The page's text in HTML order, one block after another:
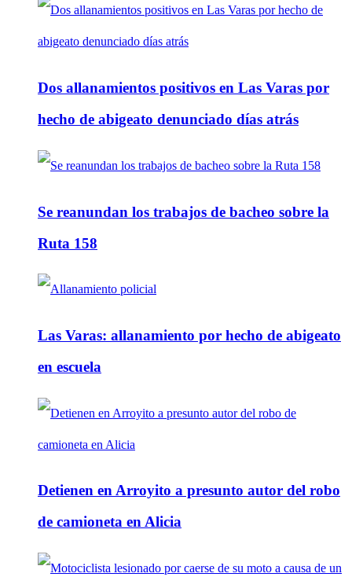
Dos allanamientos positivos en Las Varas por
hecho de abigeato denunciado días atrás
Se reanundan los trabajos de bacheo sobre la
Ruta 158
Las Varas: allanamiento por hecho de abigeato
en escuela
Detienen en Arroyito a presunto autor del robo
de camioneta en Alicia